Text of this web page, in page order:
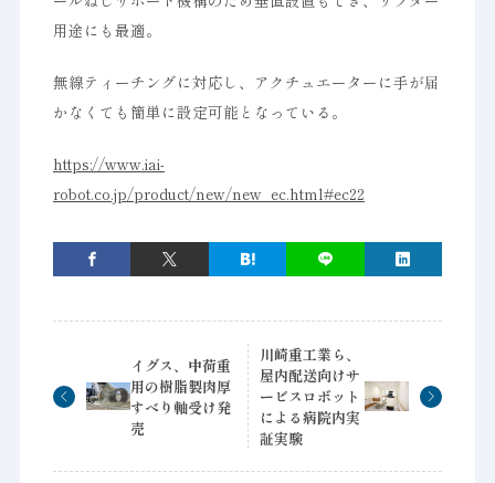
用途にも最適。
無線ティーチングに対応し、アクチュエーターに手が届
かなくても簡単に設定可能となっている。
https://www.iai-
robot.co.jp/product/new/new_ec.html#ec22
イグス、中荷重
用の樹脂製肉厚
すべり軸受け発
売
川崎重工業ら、
屋内配送向けサ
ービスロボット
による病院内実
証実験